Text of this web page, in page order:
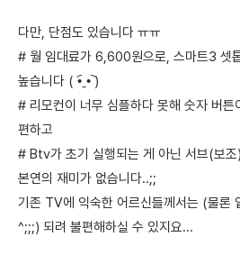
다만, 단점도 있습니다 ㅠㅠ
# 월 임대료가 6,600원으로, 스마트3 셋
높습니다 ( •︠ˍ•︡ )
# 리모컨이 너무 심플하다 못해 숫자 버튼
편하고
# Btv가 초기 실행되는 게 아닌 서브(보
본연의 재미가 없습니다..;;
기존 TV에 익숙한 어르신들께서는 (물론
^;;;) 되려 불편해하실 수 있지요...